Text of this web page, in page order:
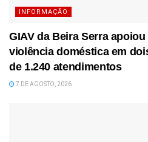
INFORMAÇÃO
GIAV da Beira Serra
violência doméstica em
de 1.240 atendimentos
7 DE AGOSTO, 2026